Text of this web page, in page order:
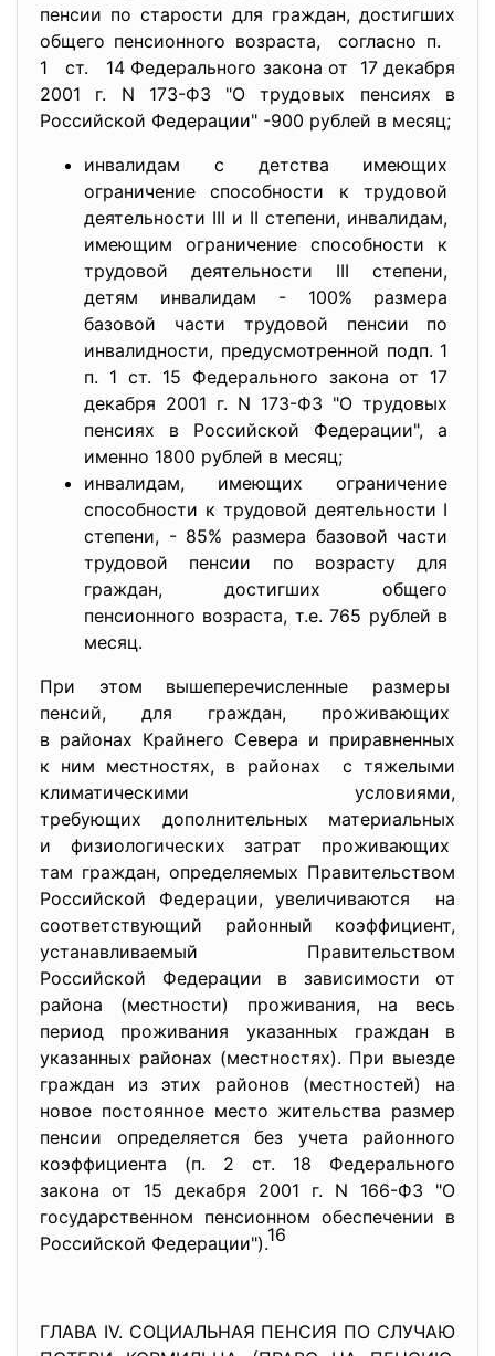
пенсии по старости для граждан, достигших
общего пенсионного возраста, согласно п.
1 ст. 14 Федерального закона от 17 декабря
2001 г. N 173-ФЗ "О трудовых пенсиях в
Российской Федерации" -900 рублей в месяц;
инвалидам с детства имеющих
ограничение способности к трудовой
деятельности III и II степени, инвалидам,
имеющим ограничение способности к
трудовой деятельности III степени,
детям инвалидам - 100% размера
базовой части трудовой пенсии по
инвалидности, предусмотренной подп. 1
п. 1 ст. 15 Федерального закона от 17
декабря 2001 г. N 173-ФЗ "О трудовых
пенсиях в Российской Федерации", а
именно 1800 рублей в месяц;
инвалидам, имеющих ограничение
способности к трудовой деятельности I
степени, - 85% размера базовой части
трудовой пенсии по возрасту для
граждан, достигших общего
пенсионного возраста, т.е. 765 рублей в
месяц.
При этом вышеперечисленные размеры
пенсий, для граждан, проживающих
в районах Крайнего Севера и приравненных
к ним местностях, в районах с тяжелыми
климатическими условиями,
требующих дополнительных материальных
и физиологических затрат проживающих
там граждан, определяемых Правительством
Российской Федерации, увеличиваются на
соответствующий районный коэффициент,
устанавливаемый Правительством
Российской Федерации в зависимости от
района (местности) проживания, на весь
период проживания указанных граждан в
указанных районах (местностях). При выезде
граждан из этих районов (местностей) на
новое постоянное место жительства размер
пенсии определяется без учета районного
коэффициента (п. 2 ст. 18 Федерального
закона от 15 декабря 2001 г. N 166-ФЗ "О
государственном пенсионном обеспечении в
Российской Федерации").16
ГЛАВА IV. СОЦИАЛЬНАЯ ПЕНСИЯ ПО СЛУЧАЮ